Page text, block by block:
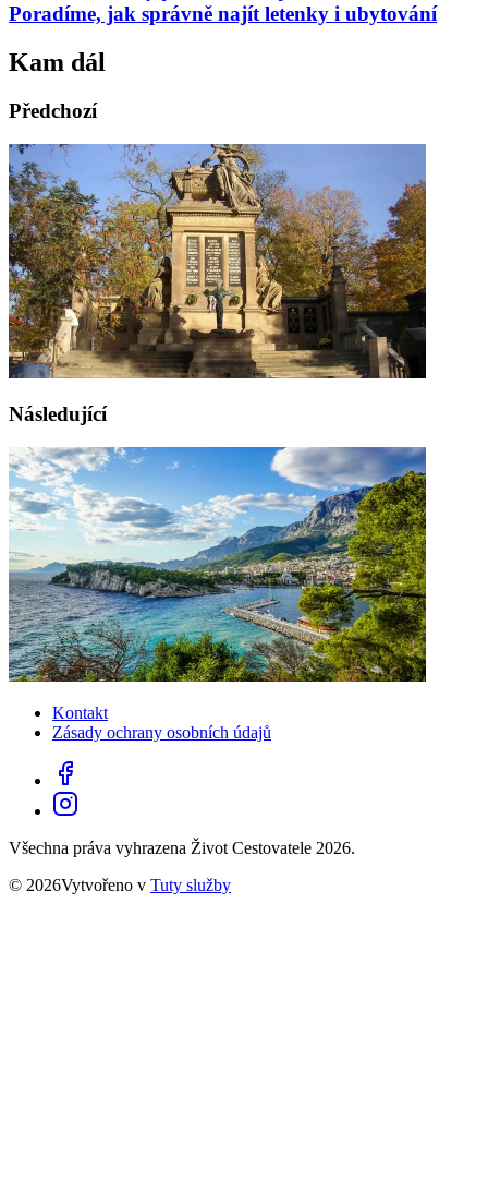
Poradíme, jak správně najít letenky i ubytování
Kam dál
Předchozí
Následující
Kontakt
Zásady ochrany osobních údajů
Všechna práva vyhrazena Život Cestovatele 2026.
© 2026Vytvořeno v Tuty služby